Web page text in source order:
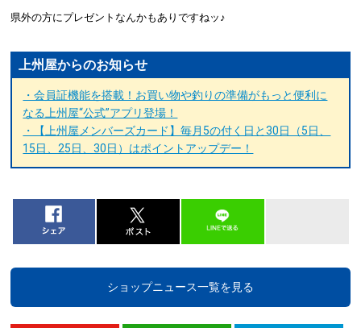
県外の方にプレゼントなんかもありですねッ♪
上州屋からのお知らせ
・会員証機能を搭載！お買い物や釣りの準備がもっと便利に
なる上州屋“公式”アプリ登場！
・【上州屋メンバーズカード】毎月5の付く日と30日（5日、
15日、25日、30日）はポイントアップデー！
ショップニュース一覧を見る